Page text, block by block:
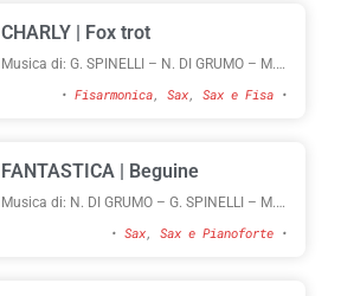
CHARLY | Fox trot
Musica di: G. SPINELLI – N. DI GRUMO – M.
CONVERSO• Fisarmonica Sax Sax e Fisa •
FANTASTICA | Beguine
Musica di: N. DI GRUMO – G. SPINELLI – M.
• Sax Sax e Pianoforte •